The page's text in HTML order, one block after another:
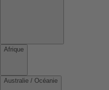
Afrique
Australie / Océanie